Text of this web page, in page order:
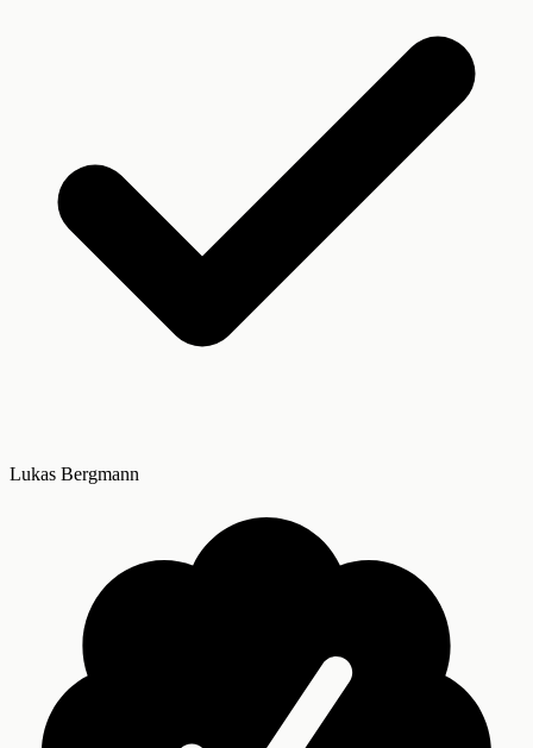
Lukas Bergmann